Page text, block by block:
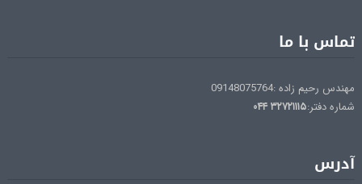
تماس با ما
مهندس رحیم زاده :09148075764
شماره دفتر:۳۲۷۲۱۱۱۵۰۴۴
آدرس